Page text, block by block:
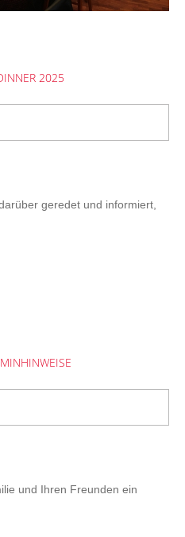
2025
geredet und informiert,
und Ihren Freunden ein